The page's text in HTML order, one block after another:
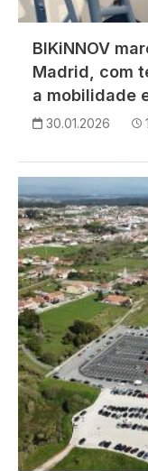
BIKiNNOV
Madrid, com
a mobilidade
30.01.2026
Imagem